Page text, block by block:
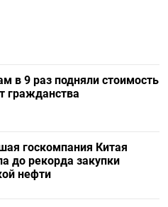
в 9 раз подняли стоимость
гражданства
госкомпания Китая
до рекорда закупки
нефти